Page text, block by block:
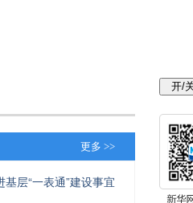
更多 >>
层“一表通”建设事宜